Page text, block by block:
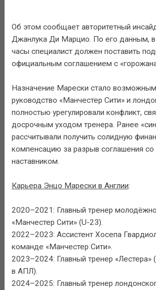
Об этом сообщает авторитетный
Джанлука Ди Марцио. По его данным,
часы специалист должен поставить
официальным соглашением с
Назначение Марески стало возможным
руководство «Манчестер Сити» и
полностью урегулировали конфликт,
досрочным уходом тренера. Ранее
рассчитывали получить солидную
компенсацию за разрыв соглашения со
наставником.
Карьера Энцо Марески в Англии:
2020–2021: Главный тренер
«Манчестер Сити» (U-23).
2022–2023: Ассистент Хосепа
команде «Манчестер Сити».
2023–2024: Главный тренер «Лестера»
в АПЛ).
2024–2025: Главный тренер